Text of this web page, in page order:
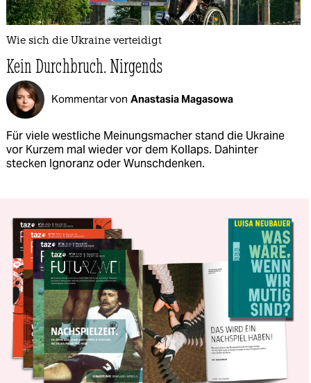
Wie sich die Ukraine verteidigt
Kein Durchbruch. Nirgends
Kommentar von Anastasia Magasowa
Für viele westliche Meinungsmacher stand die Ukraine
vor Kurzem mal wieder vor dem Kollaps. Dahinter
stecken Ignoranz oder Wunschdenken.